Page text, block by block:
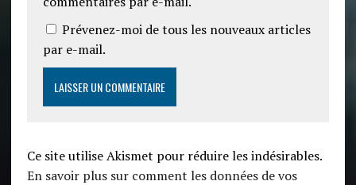
Prévenez-moi de tous les nouveaux articles
par e-mail.
Ce site utilise Akismet pour réduire les indésirables.
En savoir plus sur comment les données de vos